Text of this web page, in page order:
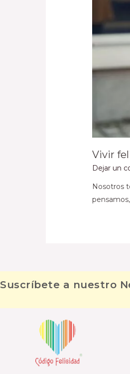
Vivir
Dejar un
Nosotros
Suscríbete a nuestro